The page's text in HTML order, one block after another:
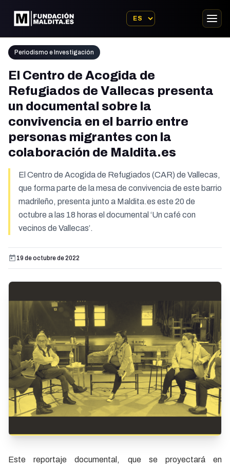
Periodismo e Investigación
El Centro de Acogida de
Refugiados de Vallecas presenta
un documental sobre la
convivencia en el barrio entre
personas migrantes con la
colaboración de Maldita.es
El Centro de Acogida de Refugiados (CAR) de Vallecas,
que forma parte de la mesa de convivencia de este barrio
madrileño, presenta junto a Maldita.es este 20 de
octubre a las 18 horas el documental ‘Un café con
vecinos de Vallecas’.
19 de octubre de 2022
Este reportaje documental, que se proyectará en